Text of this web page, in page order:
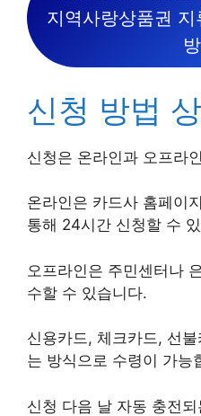
지역사랑상품권
신청 방법
신청은 온라인과 오프라
온라인은 카드사 홈페이
통해 24시간 신청할 수
오프라인은 주민센터나
수할 수 있습니다.
신용카드, 체크카드, 선
는 방식으로 수령이 가능
신청 다음 날 자동 충전